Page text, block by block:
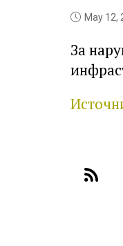
May 12,
За